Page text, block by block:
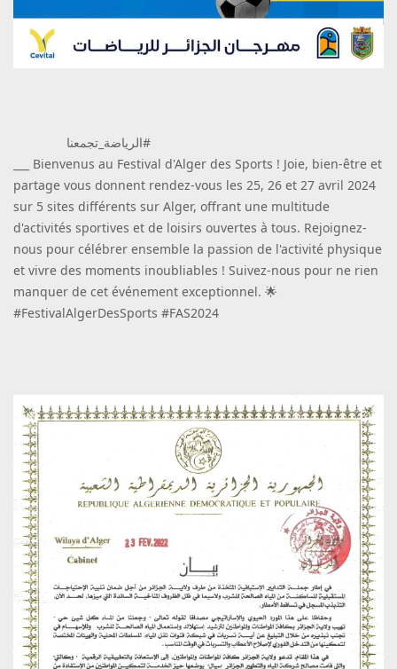
الرياضة_تجمعنا#
___ Bienvenus au Festival d'Alger des Sports ! Joie, bien-être et
partage vous donnent rendez-vous les 25, 26 et 27 avril 2024
sur 5 sites différents sur Alger, offrant une multitude
d'activités sportives et de loisirs ouvertes à tous. Rejoignez-
nous pour célébrer ensemble la passion de l'activité physique
et vivre des moments inoubliables ! Suivez-nous pour ne rien
manquer de cet événement exceptionnel. 🌟
#FestivalAlgerDesSports #FAS2024